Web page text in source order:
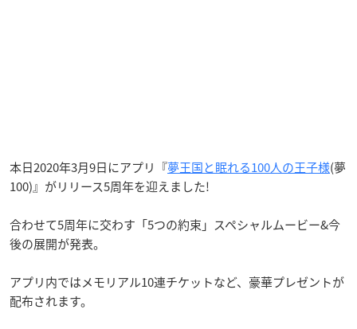
本日2020年3月9日にアプリ『夢王国と眠れる100人の王子様(夢
100)』がリリース5周年を迎えました!
合わせて5周年に交わす「5つの約束」スペシャルムービー&今
後の展開が発表。
アプリ内ではメモリアル10連チケットなど、豪華プレゼントが
配布されます。